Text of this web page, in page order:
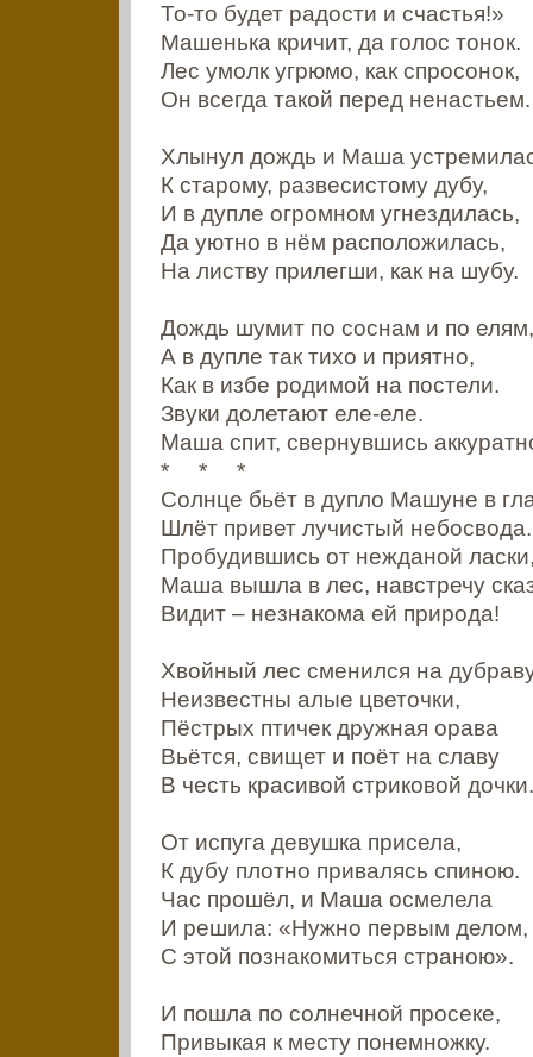
То-то будет радости и счастья!»
Машенька кричит, да голос тонок.
Лес умолк угрюмо, как спросонок,
Он всегда такой перед ненастьем.
Хлынул дождь и Маша
К старому, развесистому дубу,
И в дупле огромном угнездилась,
Да уютно в нём расположилась,
На листву прилегши, как на шубу.
Дождь шумит по соснам и по елям,
А в дупле так тихо и приятно,
Как в избе родимой на постели.
Звуки долетают еле-еле.
Маша спит, свернувшись
* * *
Солнце бьёт в дупло Машуне в
Шлёт привет лучистый небосвода.
Пробудившись от нежданой
Маша вышла в лес, навстречу
Видит – незнакома ей природа!
Хвойный лес сменился на
Неизвестны алые цветочки,
Пёстрых птичек дружная орава
Вьётся, свищет и поёт на славу
В честь красивой стриковой дочки.
От испуга девушка присела,
К дубу плотно привалясь спиною.
Час прошёл, и Маша осмелела
И решила: «Нужно первым делом,
С этой познакомиться страною».
И пошла по солнечной просеке,
Привыкая к месту понемножку.